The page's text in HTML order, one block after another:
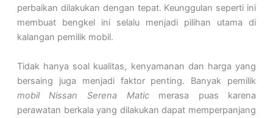
perbaikan dilakukan dengan tepat. Keunggulan seperti ini
membuat bengkel ini selalu menjadi pilihan utama di
kalangan pemilik mobil.
Tidak hanya soal kualitas, kenyamanan dan harga yang
bersaing juga menjadi faktor penting. Banyak pemilik
mobil Nissan Serena Maticmerasa puas karena
perawatan berkala yang dilakukan dapat memperpanjang